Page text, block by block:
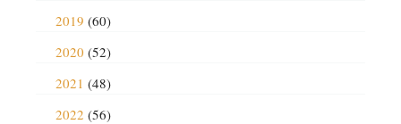
2019 (60)
2020 (52)
2021 (48)
2022 (56)